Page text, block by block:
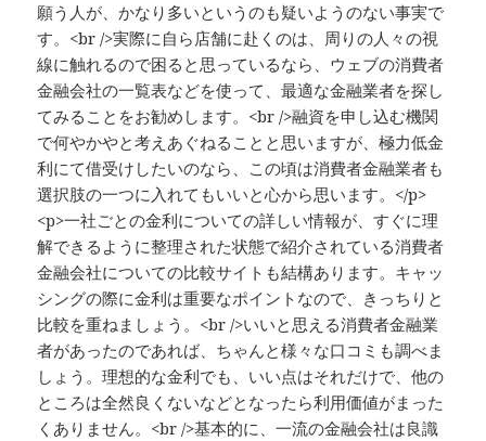
願う人が、かなり多いというのも疑いようのない事実で
す。<br />実際に自ら店舗に赴くのは、周りの人々の視
線に触れるので困ると思っているなら、ウェブの消費者
金融会社の一覧表などを使って、最適な金融業者を探し
てみることをお勧めします。<br />融資を申し込む機関
で何やかやと考えあぐねることと思いますが、極力低金
利にて借受けしたいのなら、この頃は消費者金融業者も
選択肢の一つに入れてもいいと心から思います。</p>
<p>一社ごとの金利についての詳しい情報が、すぐに理
解できるように整理された状態で紹介されている消費者
金融会社についての比較サイトも結構あります。キャッ
シングの際に金利は重要なポイントなので、きっちりと
比較を重ねましょう。<br />いいと思える消費者金融業
者があったのであれば、ちゃんと様々な口コミも調べま
しょう。理想的な金利でも、いい点はそれだけで、他の
ところは全然良くないなどとなったら利用価値がまった
くありません。<br />基本的に、一流の金融会社は良識